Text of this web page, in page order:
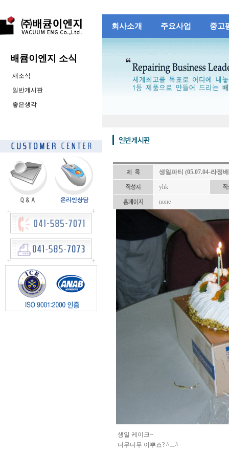
회사소개 주요사업 중고
배큠이엔지 소식
새소식
일반게시판
좋은생각
생일파티 (05.07.04-라정
yhk
none
생일 케이크~
너무너무 이뿌죠? ^ㅡ^